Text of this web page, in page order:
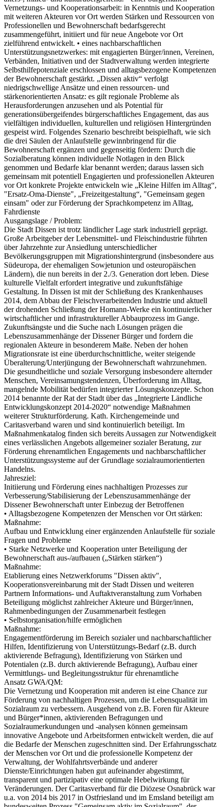
Vernetzungs- und Kooperationsarbeit: in Kenntnis und Kooperation
mit weiteren Akteuren vor Ort werden Stärken und Ressourcen von
Professionellen und Bewohnerschaft bedarfsgerecht
zusammengeführt, initiiert und für neue Angebote vor Ort
zielführend entwickelt. • eines nachbarschaftlichen
Unterstützungsnetzwerkes: mit engagierten Bürger/innen, Vereinen,
Verbänden, Initiativen und der Stadtverwaltung werden integrierte
Selbsthilfepotenziale erschlossen und alltagsbezogene Kompetenzen
der Bewohnerschaft gestärkt. „Dissen aktiv“ verfolgt
niedrigschwellige Ansätze und einen ressourcen- und
stärkenorientierten Ansatz: es gilt regionale Probleme als
Herausforderungen anzusehen und als Potential für
generationsübergeifendes bürgerschaftliches Engagement, das aus
vielfältigen individuellen, kulturellen und religiösen Hintergründen
gespeist wird. Folgendes Szenario beschreibt beispielhaft, wie sich
die drei Säulen der Anlaufstelle gewinnbringend für die
Bewohnerschaft ergänzen und gegenseitig fördern: Durch die
Sozialberatung können individuelle Notlagen in den Blick
genommen und Bedarfe klar benannt werden; daraus lassen sich
gemeinsam mit potentiell Engagierten und professionellen Akteuren
vor Ort konkrete Projekte entwickeln wie „Kleine Hilfen im Alltag“,
"Ersatz-Oma-Dienste", „Freizeitgestaltung“, "Gemeinsam gegen
einsam" oder zur Förderung der Sprachkompetenz im Alltag,
Fahrdienste
Ausgangslage / Problem:
Die Stadt Dissen ist trotz ländlicher Lage stark industriell geprägt.
Große Arbeitgeber der Lebensmittel- und Fleischindustrie führten
über Jahrzehnte zur Ansiedlung unterschiedlicher
Bevölkerungsgruppen mit Migrationshintergrund (insbesondere aus
Südeuropa, der ehemaligen Sowjetunion und osteuropäischen
Ländern), die nun bereits in der 2./3. Generation dort leben. Diese
kulturelle Vielfalt erfordert integrative und zukunftsfähige
Gestaltung. In Dissen ist mit der Schließung des Krankenhauses
2014, dem Abbau der Fleischverarbeitenden Industrie und aktuell
der drohenden Schließung der Homann-Werke ein kontinuierlicher
wirtschaftlicher und infrastruktureller Abbauprozess im Gange.
Zukunftsängste und die Suche nach Lösungen prägen die
Lebenszusammenhänge der Dissener Bürger und fordern die
regionalen Akteure in besonderem Maße. Neben der hohen
Migrationsrate ist eine überdurchschnittliche, weiter steigende
Überalterung/Unterjüngung der Bewohnerschaft wahrzunehmen.
Die gesundheitliche und soziale Versorgung insbesondere alternder
Menschen, Vereinsamungstendenzen, Überforderung im Alltag,
mangelnde Mobilität bedürfen integrierter Lösungskonzepte. Schon
2014 benannte der Rat der Stadt über das „Integrierte Ländliche
Entwicklungskonzept 2014-2020“ notwendige Maßnahmen
weiterer Strukturförderung. Kath. Kirchengemeinde und
Caritasverband waren und sind kontinuierlich beteiligt. Im
Maßnahmenkatalog finden sich bereits Aussagen zur Notwendigkeit
eines verlässlichen Angebots allgemeiner sozialer Beratung, zur
Förderung ehrenamtlichen Engagements und nachbarschaftlicher
Unterstützungssysteme auf der Grundlage sozialraumorientierten
Handelns.
Jahresziel:
Initiierung und Förderung eines nachhaltigen Prozesses zur
Verbesserung/Stabilisierung der Lebenszusammenhänge der
Dissener Bewohnerschaft unter Einbezug der Betroffenen
• Alltagsbezogene Kompetenzen der Menschen vor Ort stärken:
Maßnahme:
Aufbau und Entwicklung einer ergänzenden Anlaufstelle für soziale
Fragen und Probleme
• Starke Netzwerke und Kooperation unter Beteiligung der
Bewohnerschaft aus-/aufbauen („Stärken stärken“)
Maßnahme:
Etablierung eines Netzwerkforums "Dissen aktiv",
Kooperationsvereinbarung mit der Stadt Dissen und weiteren
Partnern Informations- und Auftaktveranstaltung zum Vorhaben
Beteiligung möglichst zahlreicher Akteure und Bürger/innen,
Rahmenbedingungen der Zusammenarbeit festlegen
• Selbstorganisation/hilfe ermöglichen
Maßnahme:
Engagementförderung im Bereich sozialer und nachbarschaftlicher
Hilfen, Identifizierung von Unterstützungs-Bedarf (z.B. durch
aktivierende Befragung), Identifizierung von Stärken und
Potentialen (z.B. durch aktivierende Befragung), Aufbau einer
Vermittlungs- und Begleitungsstruktur für ehrenamtliche
Ansatz GWA/QM:
Die Vernetzung und Kooperation mit anderen ist eine Chance zur
Förderung von nachhaltigen Prozessen, um die Lebensqualität im
Sozialraum zu verbessern. Ausgehend von z.B. Foren für Akteure
und Bürger*innen, aktivierenden Befragungen und
Sozialraumerkundungen und -analysen können gemeinsam
innovative Angebote und Arbeitsformen entwickelt werden, die auf
die Bedarfe der Menschen zugeschnitten sind. Der Erfahrungsschatz
der Menschen vor Ort und die professionelle Kompetenz der
Verwaltung, der Wohlfahrtsverbände und anderer
Dienste/Einrichtungen haben gut aufeinander abgestimmt,
transparent und partizipativ eine optimale Hebelwirkung für
Veränderungen. Der Caritasverband für die Diözese Osnabrück war
u.a. von 2014 bis 2017 in Ostfriesland und im Emsland beteiligt am